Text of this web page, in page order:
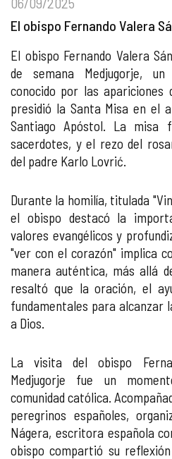
El obispo Fernando Valera
El obispo Fernando Valera
de semana Medjugorje,
conocido por las apariciones
presidió la Santa Misa en el
Santiago Apóstol. La misa
sacerdotes, y el rezo del
del padre Karlo Lovrić.
Durante la homilía, titulada
el obispo destacó la
valores evangélicos y
"ver con el corazón" implica
manera auténtica, más allá
resaltó que la oración, el
fundamentales para alcanzar
a Dios.
La visita del obispo
Medjugorje fue un
comunidad católica.
peregrinos españoles,
Nágera, escritora española
obispo compartió su